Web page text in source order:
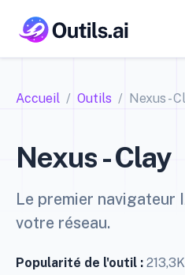
Accueil Outils Nexus -
Nexus - Clay
Le premier navigateur
votre réseau.
Popularité de l'outil :